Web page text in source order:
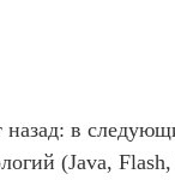
назад: в
(Java,